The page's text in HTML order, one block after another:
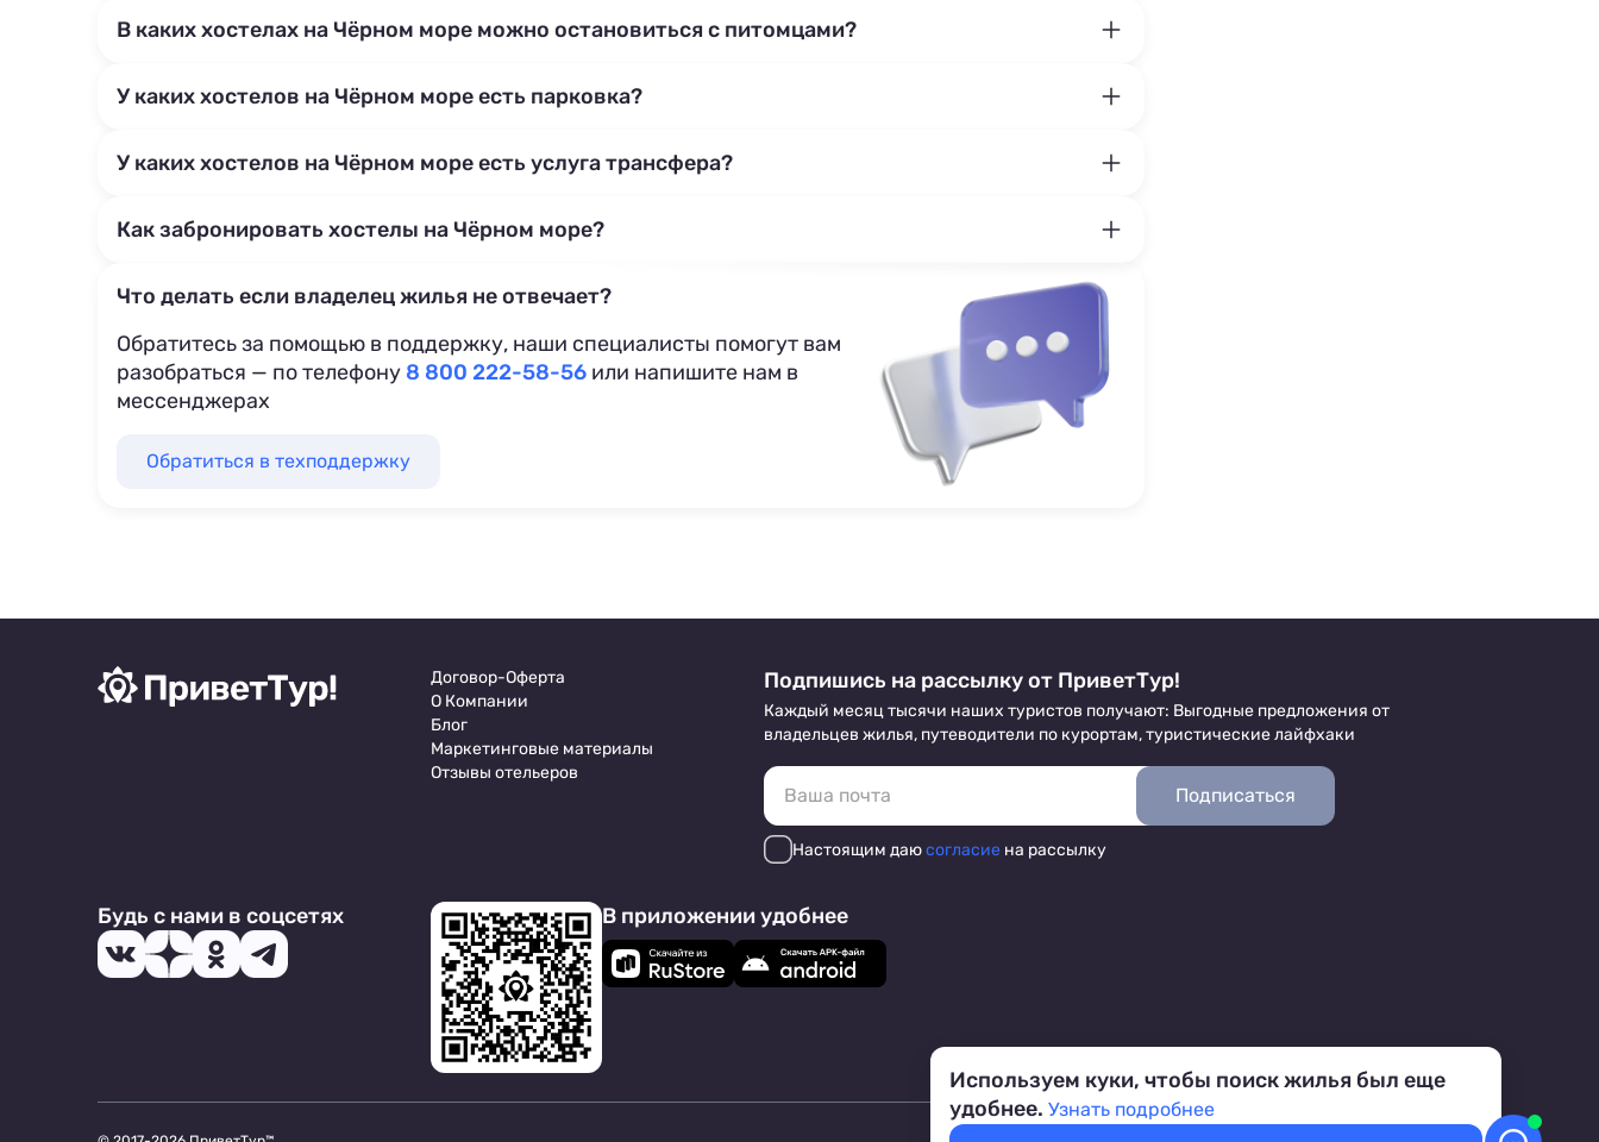
В каких хостелах на Чёрном море можно остановиться с питомцами?
У каких хостелов на Чёрном море есть парковка?
У каких хостелов на Чёрном море есть услуга трансфера?
Как забронировать хостелы на Чёрном море?
Что делать если владелец жилья не отвечает?
Обратитесь за помощью в поддержку, наши специалисты помогут вам
разобраться — по телефону 8 800 222-58-56 или напишите нам в
мессенджерах
Обратиться в техподдержку
Договор-Оферта
О Компании
Блог
Маркетинговые материалы
Отзывы отельеров
Подпишись на рассылку от ПриветТур!
Каждый месяц тысячи наших туристов получают: Выгодные предложения от
владельцев жилья, путеводители по курортам, туристические лайфхаки
Подписаться
Настоящим даюсогласие на рассылку
Будь с нами в соцсетях В приложении удобнее
Используем куки, чтобы поиск жилья был еще
удобнее. Узнать подробнее